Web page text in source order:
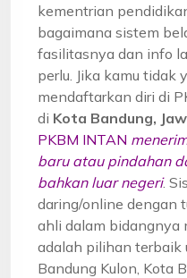
kementrian
bagaimana sistem
fasilitasnya dan info
perlu. Jika kamu tidak
mendaftarkan diri di
di Kota Bandung,
PKBM INTAN
baru atau pindahan
bahkan luar negeri.
daring/online dengan
ahli dalam bidangnya
adalah pilihan terbaik
Bandung Kulon, Kota